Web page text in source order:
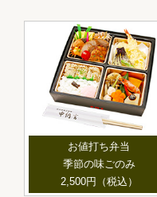
お値打ち弁当
季節の味ごのみ
2,500円（税込）